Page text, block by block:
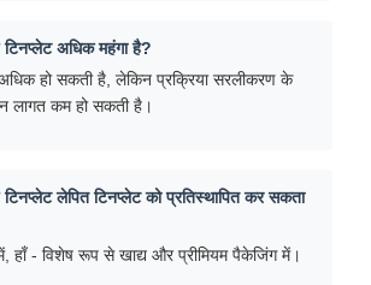
अधिक महंगा है?
हो सकती है, लेकिन प्रक्रिया सरलीकरण के
लागत कम हो सकती है।
लेपित टिनप्लेट को प्रतिस्थापित कर सकता
हाँ - विशेष रूप से खाद्य और प्रीमियम पैकेजिंग में।